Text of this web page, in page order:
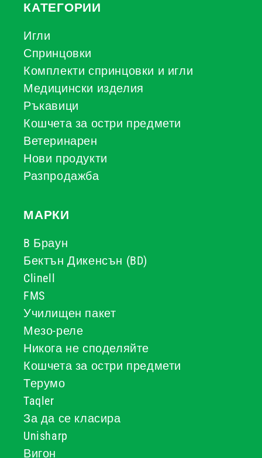
КАТЕГОРИИ
Игли
Спринцовки
Комплекти спринцовки и игли
Медицински изделия
Ръкавици
Кошчета за остри предмети
Ветеринарен
Нови продукти
Разпродажба
МАРКИ
B Браун
Бектън Дикенсън (BD)
Clinell
FMS
Училищен пакет
Мезо-реле
Никога не споделяйте
Кошчета за остри предмети
Терумо
Taqler
За да се класира
Unisharp
Вигон